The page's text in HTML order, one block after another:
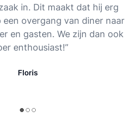
in. Dit maakt dat hij erg
een overgang van diner naar
en gasten. We zijn dan ook
enthousiast!”
Floris